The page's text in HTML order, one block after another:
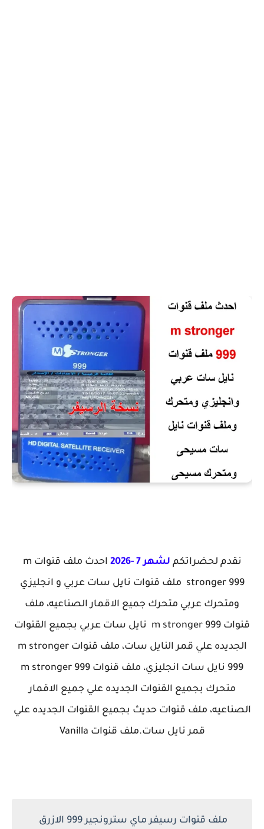
نقدم لحضراتكم لشهر 7 -2026
احدث ملف قنوات m
stronger 999 ملف قنوات نايل سات عربي و انجليزي
ومتحرك عربي متحرك جميع الاقمار الصناعيه، ملف
قنوات m stronger 999 نايل سات عربي بجميع القنوات
الجديده علي قمر النايل سات، ملف قنوات m stronger
999 نايل سات انجليزي، ملف قنوات m stronger 999
متحرك بجميع القنوات الجديده علي جميع الاقمار
الصناعيه، ملف قنوات حديث بجميع القنوات الجديده علي
قمر نايل سات.ملف قنوات Vanilla
ملف قنوات رسيفر ماي سترونجير 999 الازرق